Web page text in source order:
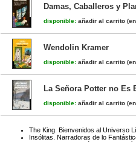
Damas, Caballeros y
disponible: añadir al carrito
Wendolin Kramer
disponible: añadir al carrito
La Señora Potter no Es
disponible: añadir al carrito
The King. Bienvenidos al Universo
Insólitas. Narradoras de lo